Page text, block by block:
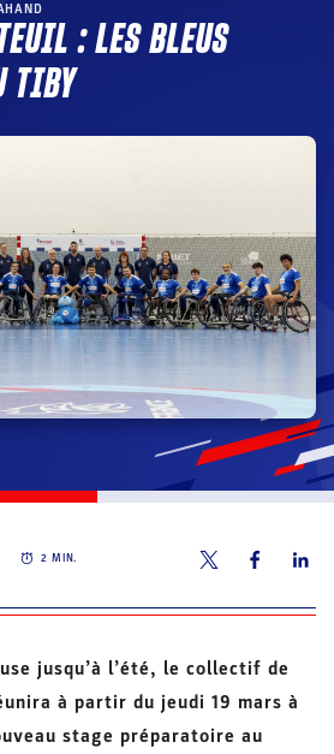
: LES BLEUS
TIBY
2 MIN.
jusqu’à l’été, le collectif de
à partir du jeudi 19 mars à
stage préparatoire au